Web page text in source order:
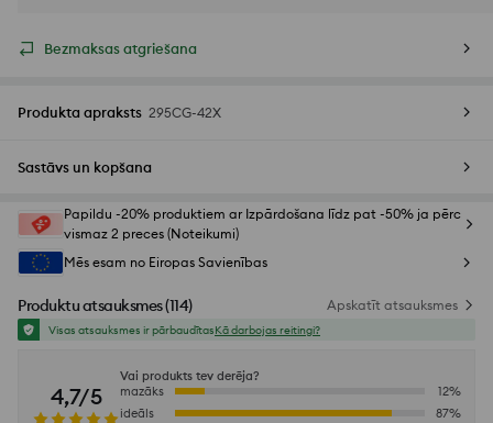
Bezmaksas atgriešana
Produkta apraksts 295CG-42X
Sastāvs un kopšana
Papildu -20% produktiem ar Izpārdošana līdz pat -50% ja pērc
vismaz 2 preces (Noteikumi)
Mēs esam no Eiropas Savienības
Produktu atsauksmes(114) Apskatīt atsauksmes
Visas atsauksmes ir pārbaudītasKā darbojas reitingi?
4,7/5
Vai produkts tev derēja?
mazāks
12%
ideāls
87%